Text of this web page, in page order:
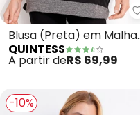
Blusa (Preta) em Malha
Tricô
QUINTESS
A partir deR$ 69,99
-10%